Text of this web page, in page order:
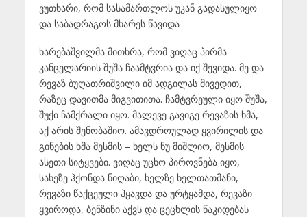
ვუთხარი, რომ სასამართლოს უკან გადასულიყო
და საბადრაგოს მხარეს წავიდა
ხარებაშვილმა მითხრა, რომ ვიღაც პირმა
კანცელარიის შუშა ჩაამტვრია და იქ შევიდა. მე და
რევაზ ბუღათრიშვილი იმ ადგილას მივედით,
რაზეც დავითმა მიგვითითა. ჩამტვრეული იყო შუშა,
შუქი ჩამქრალი იყო. მალევე გავიგე რევაზის ხმა,
აქ არის შენობაშიო. ამავდროულად ყვირილის და
გინების ხმა მესმის – ხელს ნუ მიშლიო, მესმის
ასეთი სიტყვები. ვიღაც უცხო პიროვნება იყო,
სახეზე ჰქონდა ნიღაბი, ხელზე ხელთათმანი,
რევაზი წაქცეული ჰყავდა და ურტყამდა, რევაზი
ყვიროდა, ბენზინი აქვს და ცეცხლის წაკიდებას